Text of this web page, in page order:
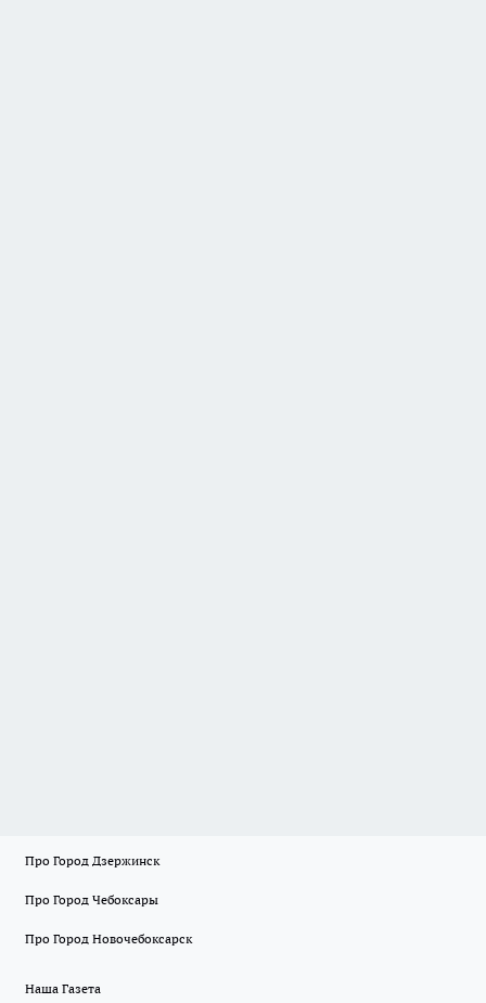
Про Город Дзержинск
Про Город Чебоксары
Про Город Новочебоксарск
Наша Газета